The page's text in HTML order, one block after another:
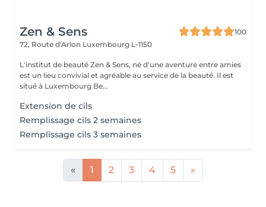
Zen & Sens
100
72, Route d'Arlon Luxembourg L-1150
L'institut de beauté Zen & Sens, né d'une aventure entre amies
est un lieu convivial et agréable au service de la beauté. Il est
situé à Luxembourg Be...
Extension de cils
Remplissage cils 2 semaines
Remplissage cils 3 semaines
« 1 2 3 4 5 »